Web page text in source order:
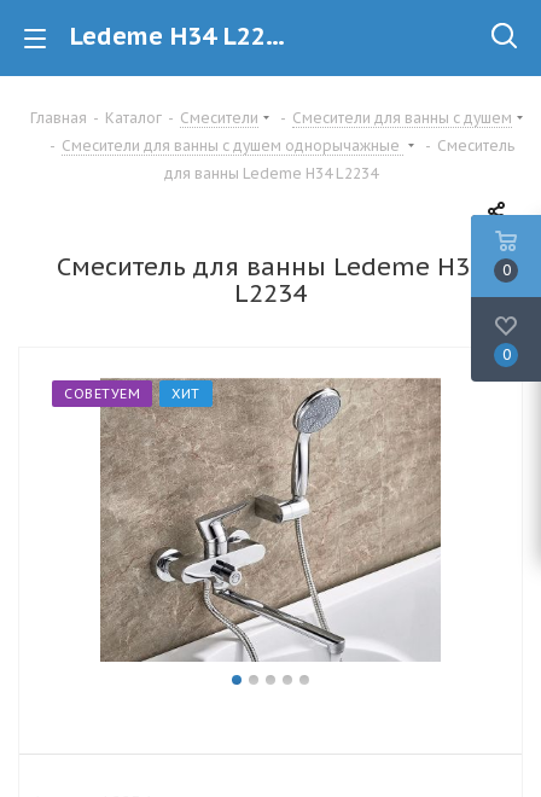
Ledeme H34 L2234 Смеситель для ванны купить в Минске
Главная - Каталог - Смесители - Смесители для ванны с душем
- Смесители для ванны с душем однорычажные - Смеситель
для ванны Ledeme H34 L2234
Смеситель для ванны Ledeme H34
L2234
СОВЕТУЕМ ХИТ
0
0